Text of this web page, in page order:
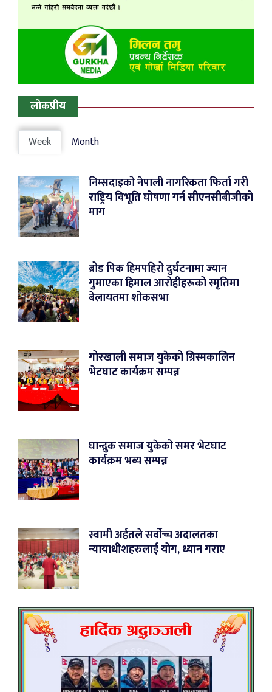
लोकप्रीय
Week Month
निम्सदाइको नेपाली नागरिकता फिर्ता गरी
राष्ट्रिय विभूति घोषणा गर्न सीएनसीबीजीको
माग
ब्रोड पिक हिमपहिरो दुर्घटनामा ज्यान
गुमाएका हिमाल आरोहीहरूको स्मृतिमा
बेलायतमा शोकसभा
गोरखाली समाज युकेको ग्रिस्मकालिन
भेटघाट कार्यक्रम सम्पन्न
घान्द्रुक समाज युकेको समर भेटघाट
कार्यक्रम भब्य सम्पन्न
स्वामी अर्हतले सर्वोच्च अदालतका
न्यायाधीशहरुलाई योग, ध्यान गराए